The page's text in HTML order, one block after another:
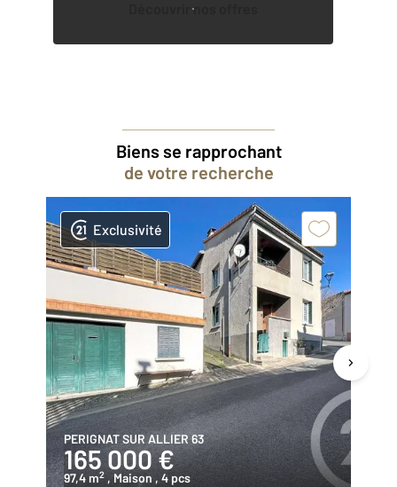
Découvrir nos offres
Biens se rapprochant
de votre recherche
Exclusivité
PERIGNAT SUR ALLIER 63
165 000 €
97,4 m2 , Maison , 4 pcs